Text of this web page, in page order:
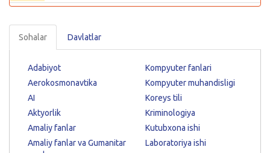
Sohalar Davlatlar
Adabiyot
Aerokosmonavtika
AI
Aktyorlik
Amaliy fanlar
Amaliy fanlar va Gumanitar
Kompyuter fanlari
Kompyuter muhandisligi
Koreys tili
Kriminologiya
Kutubxona ishi
Laboratoriya ishi